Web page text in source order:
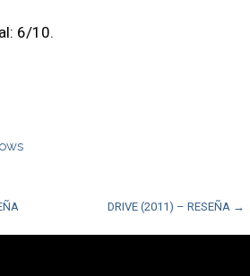
6/10.
DRIVE (2011) – RESEÑA →